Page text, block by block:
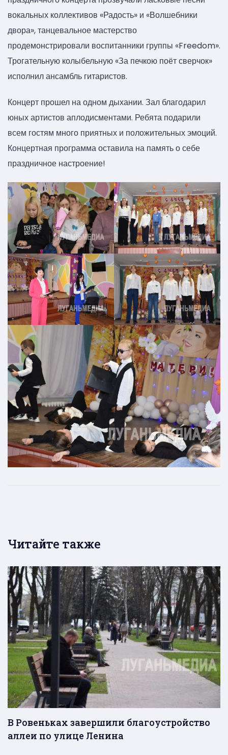
вокальных коллективов «Радость» и «Волшебники
двора», танцевальное мастерство
продемонстрировали воспитанники группы «Freedom».
Трогательную колыбельную «За печкою поёт сверчок»
исполнил ансамбль гитаристов.
Концерт прошел на одном дыхании. Зал благодарил
юных артистов аплодисментами. Ребята подарили
всем гостям много приятных и положительных эмоций.
Концертная программа оставила на память о себе
праздничное настроение!
Читайте также
В Ровеньках завершили благоустройство
аллеи по улице Ленина